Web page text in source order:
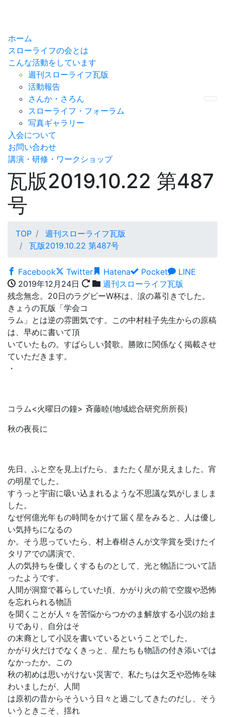
ホーム
スローライフの会とは
こんな活動をしています
週刊スローライフ瓦版
活動報告
さんか・さろん
スローライフ・フォーラム
写真ギャラリー
入会について
お問い合わせ
講演・研修・ワークショップ
瓦版2019.10.22 第487
号
TOP
週刊スローライフ瓦版
瓦版2019.10.22 第487号
Facebook Twitter Hatena Pocket
LINE
2019年12月24日
週刊スローライフ瓦版
残念無念。20日のラグビーW杯は、涙の幕引きでした。
きょうの瓦版「学会コ
ラム」とは逆の雰囲気です。この中村桂子先生からの原稿
は、早めに書いて頂
いていたもの。すばらしい賛歌。勝敗に関係なく掲載させ
ていただきます。
・
コラム<火曜日の鐘> 斉藤睦(地域総合研究所所長)
秋の夜長に
先日、ふと空を見上げたら、またたく星が見えました。宵
の明星でした。
すうっと宇宙に吸い込まれるような不思議な気がしましま
した。
なぜ何億光年もの時間をかけて届く星をみると、人は優し
い気持ちになるの
か。そう思っていたら、村上春樹さんが文学賞を受けたイ
タリアでの講演で、
人の気持ちを優しくするものとして、光と物語について語
ったようです。
人間が洞窟で暮らしていた頃、かがり火の前で空腹や恐怖
を忘れられる物語
を聞くことが人々を苦悩からつかのま解放する小説の始ま
りであり、自分はそ
の末裔として小説を書いているということでした。
かがり火だけでなくきっと、星たちも物語の付き添いでは
なかったか。この
秋の初めは思いがけない災害で、私たちは欠乏や恐怖を味
わいましたが、人間
は原初の昔からそういう日々と過ごしてきたのだし、そう
いうときこそ、揺れ